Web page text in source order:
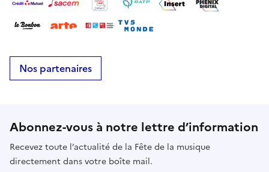
Nos partenaires
Abonnez-vous à notre lettre d’information
Recevez toute l’actualité de la Fête de la musique
directement dans votre boîte mail.